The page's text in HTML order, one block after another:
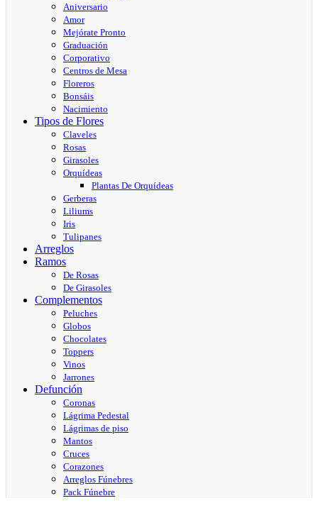
Aniversario
Amor
Mejórate Pronto
Graduación
Corporativo
Centros de Mesa
Floreros
Bonsáis
Nacimiento
Tipos de Flores
Claveles
Rosas
Girasoles
Orquídeas
Plantas De Orquídeas
Gerberas
Liliums
Iris
Tulipanes
Arreglos
Ramos
De Rosas
De Girasoles
Complementos
Peluches
Globos
Chocolates
Toppers
Vinos
Jarrones
Defunción
Coronas
Lágrima Pedestal
Lágrimas de piso
Mantos
Cruces
Corazones
Arreglos Fúnebres
Pack Fúnebre